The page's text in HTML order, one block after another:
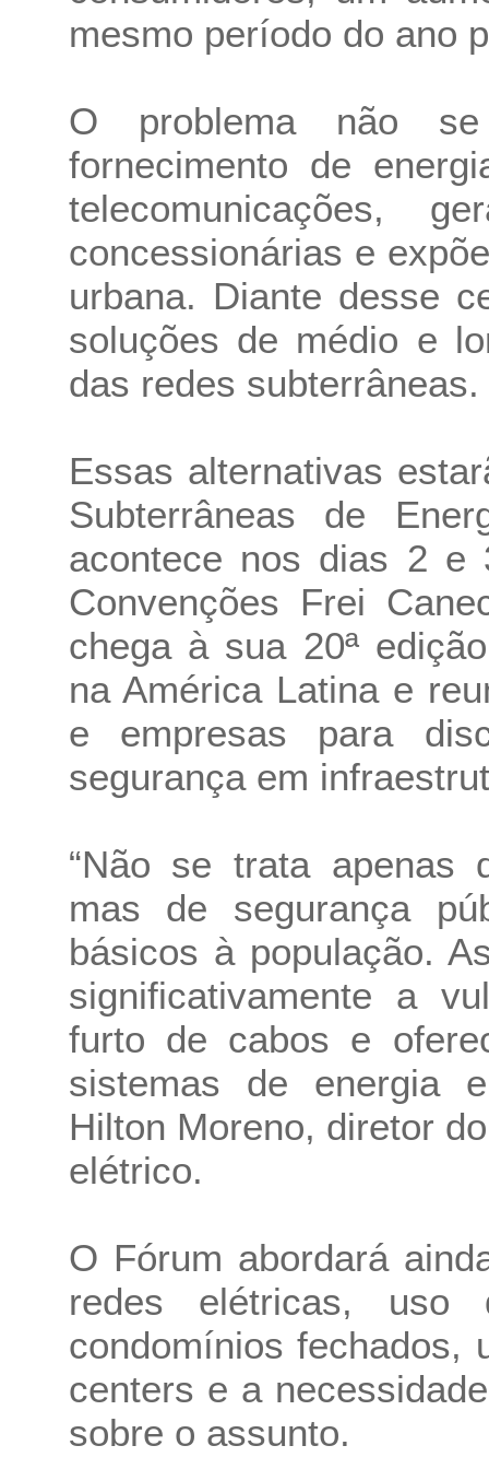
mesmo período do ano
O problema não
fornecimento de
telecomunicações,
concessionárias e
urbana. Diante desse
soluções de médio e
das redes subterrâneas.
Essas alternativas
Subterrâneas de
acontece nos dias 2 e
Convenções Frei
chega à sua 20ª
na América Latina e
e empresas para
segurança em
“Não se trata apenas
mas de segurança
básicos à população.
significativamente a
furto de cabos e
sistemas de energia
Hilton Moreno, diretor
elétrico.
O Fórum abordará
redes elétricas, uso
condomínios fechados,
centers e a
sobre o assunto.